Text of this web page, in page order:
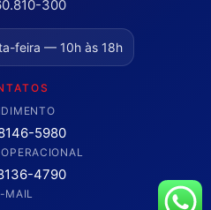
300
feira — 10h às 18h
5980
4790
MAIL